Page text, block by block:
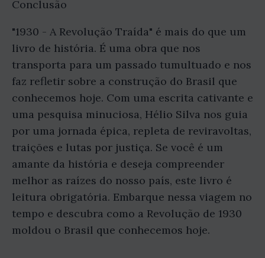
Conclusão
"1930 - A Revolução Traída" é mais do que um
livro de história. É uma obra que nos
transporta para um passado tumultuado e nos
faz refletir sobre a construção do Brasil que
conhecemos hoje. Com uma escrita cativante e
uma pesquisa minuciosa, Hélio Silva nos guia
por uma jornada épica, repleta de reviravoltas,
traições e lutas por justiça. Se você é um
amante da história e deseja compreender
melhor as raízes do nosso país, este livro é
leitura obrigatória. Embarque nessa viagem no
tempo e descubra como a Revolução de 1930
moldou o Brasil que conhecemos hoje.